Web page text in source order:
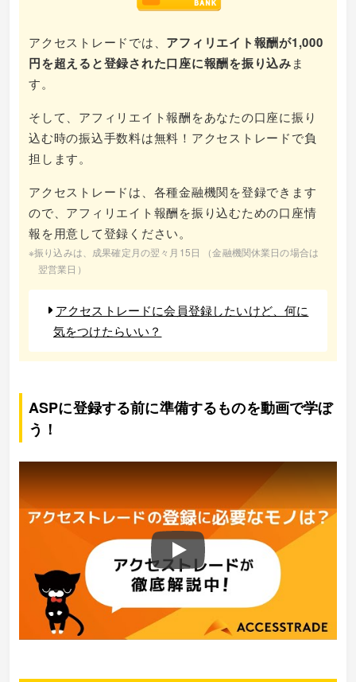
アクセストレードでは、 アフィリエイト報酬が1,000
円を超えると登録された口座に報酬を振り込みま
す。
そして、アフィリエイト報酬をあなたの口座に振り
込む時の振込手数料は無料！アクセストレードで負
担します。
アクセストレードは、各種金融機関を登録できます
ので、アフィリエイト報酬を振り込むための口座情
報を用意して登録ください。
※振り込みは、成果確定月の翌々月15日 （金融機関休業日の場合は
翌営業日）
アクセストレードに会員登録したいけど、何に
気をつけたらいい？
ASPに登録する前に準備するものを動画で学ぼ
う！
Play